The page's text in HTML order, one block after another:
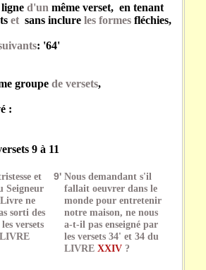
d'un même verset, en tenant
et sans inclureles formes fléchies,
: '64'
groupede versets,
:
9 à 11
et
Seigneur
ne
sorti des
versets
9' Nous demandant s'il
fallait oeuvrer dans le
monde pour entretenir
notre maison, ne nous
a-t-il pas enseigné par
les versets 34' et 34 du
LIVRE XXIV?